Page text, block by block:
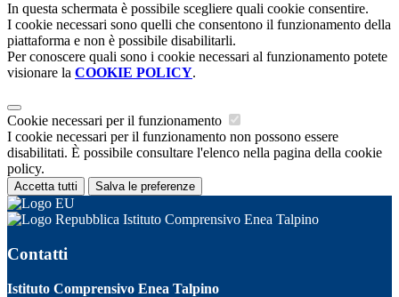
In questa schermata è possibile scegliere quali cookie consentire.
I cookie necessari sono quelli che consentono il funzionamento della
piattaforma e non è possibile disabilitarli.
Per conoscere quali sono i cookie necessari al funzionamento potete
visionare la COOKIE POLICY.
Cookie necessari per il funzionamento
I cookie necessari per il funzionamento non possono essere
disabilitati. È possibile consultare l'elenco nella pagina della cookie
policy.
Accetta tutti Salva le preferenze
Istituto Comprensivo Enea Talpino
Contatti
Istituto Comprensivo Enea Talpino